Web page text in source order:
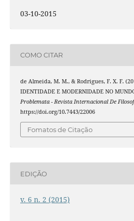
03-10-2015
COMO CITAR
de Almeida, M. M., & Rodrigues, F. X. F.
IDENTIDADE E MODERNIDADE NO
Problemata - Revista Internacional De
https://doi.org/10.7443/22006
Fomatos de Citação
EDIÇÃO
v. 6 n. 2 (2015)